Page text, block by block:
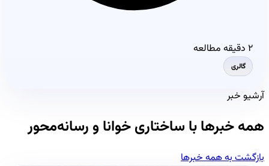
۲ دقیقه مطالعه
گالری
آرشیو خبر
همه خبرها با ساختاری خوانا و رسانه‌محور
بازگشت به همه خبرها